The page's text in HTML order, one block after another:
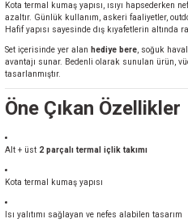
Kota termal kumaş yapısı, ısıyı
azaltır. Günlük kullanım, askeri faaliyetler,
Hafif yapısı sayesinde dış kıyafetlerin altında
Set içerisinde yer alan hediye bere, soğuk
avantajı sunar. Bedenli olarak sunulan ürün,
tasarlanmıştır.
Öne Çıkan Özellikler
Alt + üst 2 parçalı termal içlik takımı
Kota termal kumaş yapısı
Isı yalıtımı sağlayan ve nefes alabilen tasarım